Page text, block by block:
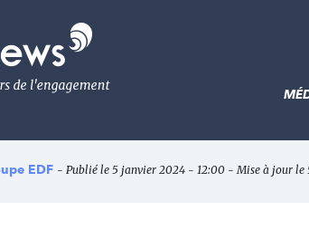
EDF - Publié le 5 janvier 2024 - 12:00 - Mise à jour le